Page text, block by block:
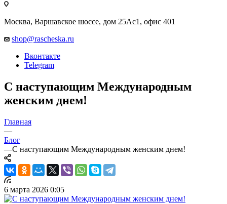
Москва, Варшавское шоссе, дом 25Аc1, офис 401
shop@rascheska.ru
Вконтакте
Telegram
С наступающим Международным
женским днем!
Главная
—
Блог
—С наступающим Международным женским днем!
6 марта 2026 0:05